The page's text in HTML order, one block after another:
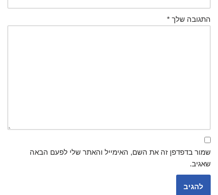
התגובה שלך *
שמור בדפדפן זה את השם, האימייל והאתר שלי לפעם הבאה
שאגיב.